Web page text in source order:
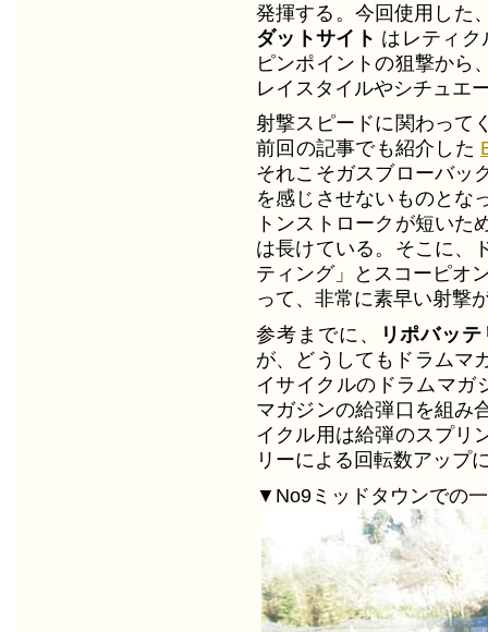
発揮する。今回使用した
ダットサイト はレティク
ピンポイントの狙撃から
レイスタイルやシチュエ
射撃スピードに関わって
前回の記事でも紹介した
それこそガスブローバッ
を感じさせないものとな
トンストロークが短いた
は長けている。そこに、
ティング」とスコーピオ
って、非常に素早い射撃
参考までに、
リポバッ
が、どうしてもドラムマ
イサイクルのドラムマガ
マガジンの給弾口を組み
イクル用は給弾のスプリ
リーによる回転数アップ
▼No9ミッドタウンでの